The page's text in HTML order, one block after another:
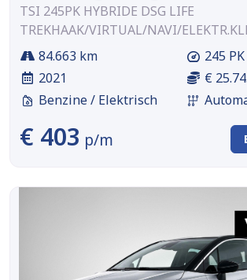
TSI 245PK HYBRIDE DSG LIFE
TREKHAAK/VIRTUAL/NAVI/
84.663 km
2021
Benzine / Elektrisch
245 PK
€
€ 403 p/m